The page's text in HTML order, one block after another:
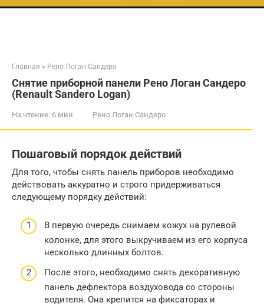
Главная » Рено Логан Сандеро
Снятие приборной панели Рено Логан Сандеро
(Renault Sandero Logan)
На чтение: 6 мин Рено Логан Сандеро
Пошаговый порядок действий
Для того, чтобы снять панель приборов необходимо
действовать аккуратно и строго придерживаться
следующему порядку действий:
В первую очередь снимаем кожух на рулевой
колонке, для этого выкручиваем из его корпуса
несколько длинных болтов.
После этого, необходимо снять декоративную
панель дефлектора воздуховода со стороны
водителя. Она крепится на фиксаторах и